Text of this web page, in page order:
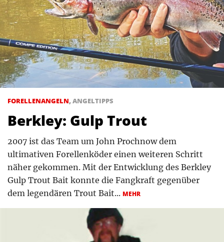
FORELLENANGELN, ANGELTIPPS
Berkley: Gulp Trout
2007 ist das Team um John Prochnow dem
ultimativen Forellenköder einen weiteren Schritt
näher gekommen. Mit der Entwicklung des Berkley
Gulp Trout Bait konnte die Fangkraft gegenüber
dem legendären Trout Bait... MEHR